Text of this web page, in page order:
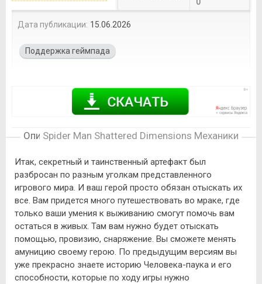
0
Дата публикации: 15.06.2026
Поддержка геймпада
Описание игры
Spider Man Shattered Dimensions Механики
Итак, секретный и таинственный артефакт был
разбросан по разным уголкам представленного
игрового мира. И ваш герой просто обязан отыскать их
все. Вам придется много путешествовать во мраке, где
только ваши умения к выживанию смогут помочь вам
остаться в живых. Там вам нужно будет отыскать
помощью, провизию, снаряжение. Вы сможете менять
амуницию своему герою. По предыдущим версиям вы
уже прекрасно знаете историю Человека-паука и его
способности, которые по ходу игры нужно